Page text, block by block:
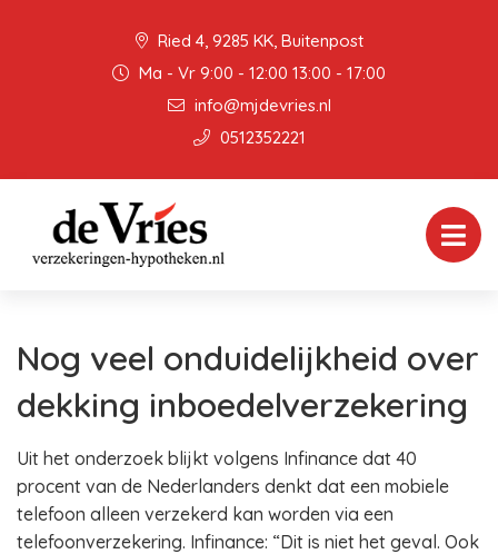
Ried 4, 9285 KK, Buitenpost
Ma - Vr 9:00 - 12:00 13:00 - 17:00
info@mjdevries.nl
0512352221
Nog veel onduidelijkheid over
dekking inboedelverzekering
Uit het onderzoek blijkt volgens Infinance dat 40
procent van de Nederlanders denkt dat een mobiele
telefoon alleen verzekerd kan worden via een
telefoonverzekering. Infinance: “Dit is niet het geval. Ook